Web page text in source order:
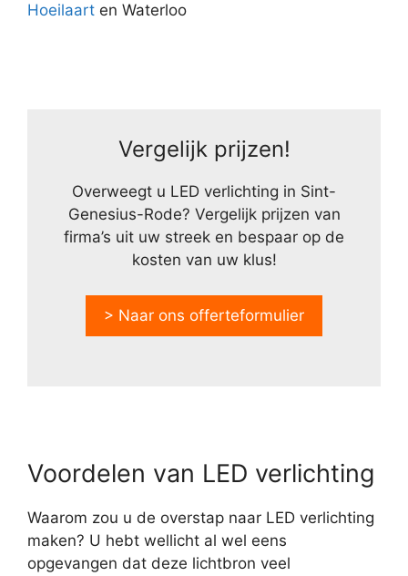
Hoeilaart en Waterloo
Vergelijk prijzen!
Overweegt u LED verlichting in Sint-
Genesius-Rode? Vergelijk prijzen van
firma’s uit uw streek en bespaar op de
kosten van uw klus!
> Naar ons offerteformulier
Voordelen van LED verlichting
Waarom zou u de overstap naar LED verlichting
maken? U hebt wellicht al wel eens
opgevangen dat deze lichtbron veel